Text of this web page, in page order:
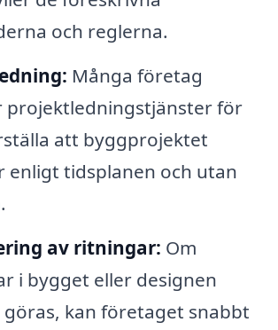
och reglerna.
Många företag
projektledningstjänster för
att byggprojektet
enligt tidsplanen och utan
av ritningar: Om
i bygget eller designen
kan företaget snabbt